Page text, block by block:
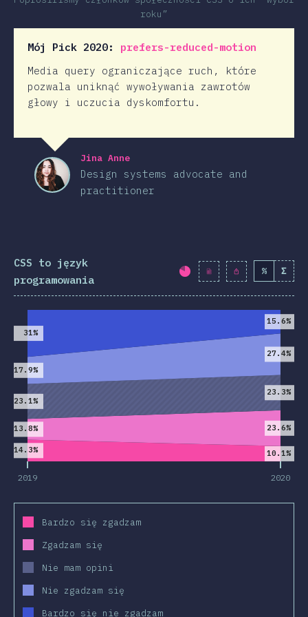
roku”
Mój Pick 2020: prefers-reduced-motion
Media query ograniczające ruch, które
pozwala uniknąć wywoływania zawrotów
głowy i uczucia dyskomfortu.
Jina Anne
Design systems advocate and
practitioner
CSS to język
programowania
Procent ukończenia:
% Σ
2019 2020
2019 2020
14.3% 10.1%
13.8% 23.6%
23.1%
23.3%
17.9%
27.4%
31%
15.6%
Bardzo się zgadzam
Zgadzam się
Nie mam opini
Nie zgadzam się
Bardzo się nie zgadzam